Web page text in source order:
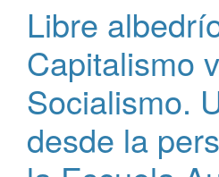
Libre
Capitalismo
Socialismo.
desde la